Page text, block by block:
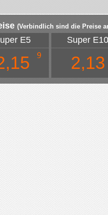
(Verbindlich sind die Preise
E5 Super E10
2,13